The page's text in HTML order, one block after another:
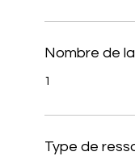
Nombre de
1
Type de